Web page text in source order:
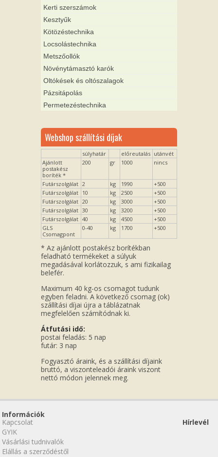
Kerti szerszámok
Kesztyűk
Kötözéstechnika
Locsolástechnika
Metszőollók
Növénytámasztó karók
Oltókések és oltószalagok
Pázsitápolás
Permetezéstechnika
Webshop szállítási díjak
súlyhatár előreutalás utánvét
Ajánlott
postakész
boríték *
200 gr 1000 nincs
Futárszolgálat 2 kg 1990
+500
Futárszolgálat 10 kg 2500
+500
Futárszolgálat 20 kg 3000
+500
Futárszolgálat 30 kg 3200
+500
Futárszolgálat 40 kg 4500
+500
GLS
Csomagpont
0-40 kg 1700 +500
* Az ajánlott postakész borítékban
feladható termékeket a súlyuk
megadásával korlátozzuk, s ami fizikailag
belefér.
Maximum 40 kg-os csomagot tudunk
egyben feladni. A következő csomag (ok)
szállítási díjai újra a táblázatnak
megfelelően számítódnak ki.
Átfutási idő:
postai feladás: 5 nap
futár: 3 nap
Fogyasztó áraink, és a szállítási díjaink
bruttó, a viszonteleadói áraink viszont
nettó módon jelennek meg.
Információk
Kapcsolat
GYIK
Vásárlási tudnivalók
Elállás a szerződéstől
Hírlevél